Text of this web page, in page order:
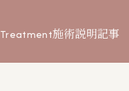
Treatment施術説明記事